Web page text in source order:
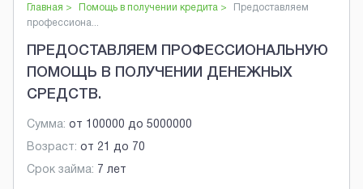
Главная > Помощь в получении кредита >
Предоставляем
профессиона...
ПРЕДОСТАВЛЯЕМ ПРОФЕССИОНАЛЬНУЮ
ПОМОЩЬ В ПОЛУЧЕНИИ ДЕНЕЖНЫХ
СРЕДСТВ.
Сумма: от 100000 до 5000000
Возраст: от 21 до 70
Срок займа: 7 лет